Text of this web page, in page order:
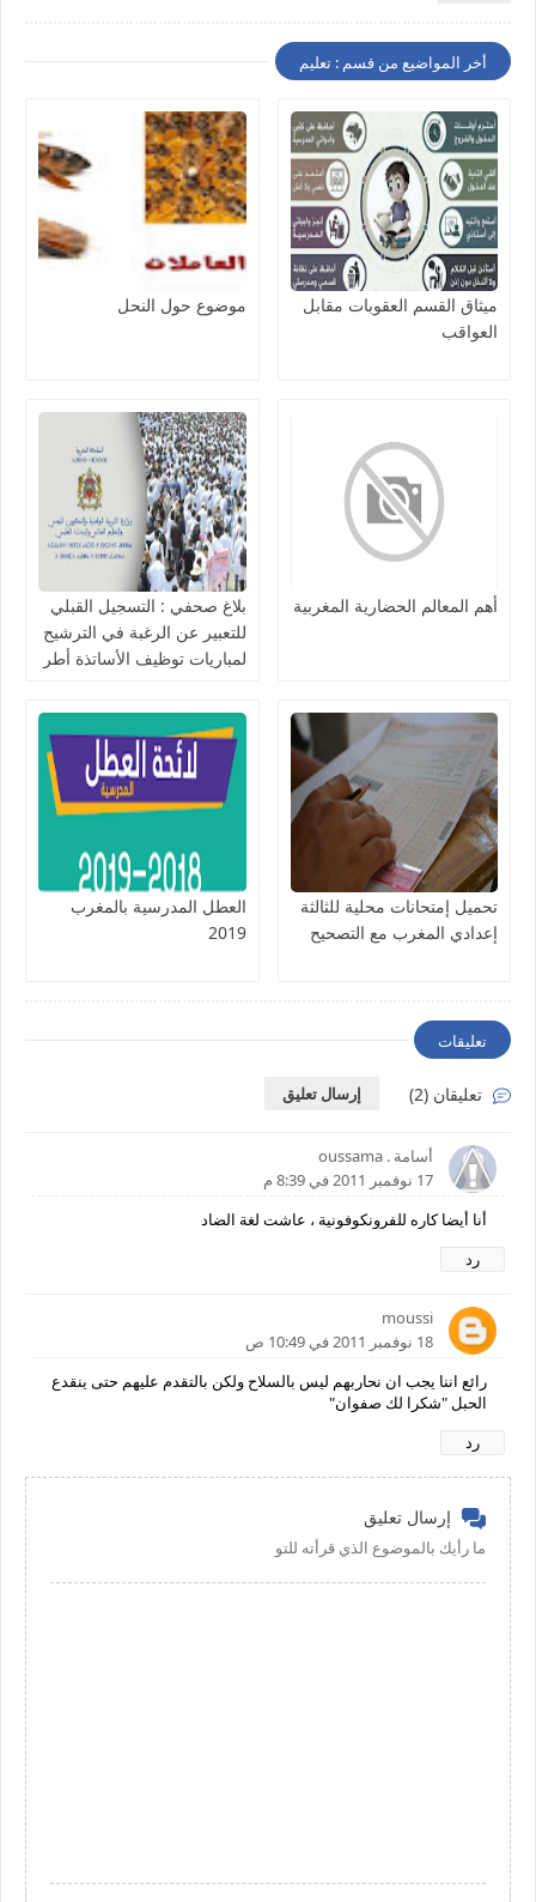
أخر المواضيع من قسم : تعليم
ميثاق القسم العقوبات مقابل
العواقب
موضوع حول النحل
أهم المعالم الحضارية المغربية‎
بلاغ صحفي : التسجيل القبلي
للتعبير عن الرغبة في الترشيح
لمباريات توظيف الأساتذة أطر
تحميل إمتحانات محلية للثالثة
إعدادي المغرب مع التصحيح
العطل المدرسية بالمغرب
2019
تعليقات
تعليقان (2) إرسال تعليق
أسامة . oussama
17 نوفمبر 2011 في 8:39 م
أنا أيضا كاره للفرونكوفونية ، عاشت لغة الضاد
رد
moussi
18 نوفمبر 2011 في 10:49 ص
رائع اننا يجب ان نحاربهم ليس بالسلاح ولكن بالتقدم عليهم حتى ينقدع
الحبل "شكرا لك صفوان"
رد
إرسال تعليق
ما رأيك بالموضوع الذي قرأته للتو